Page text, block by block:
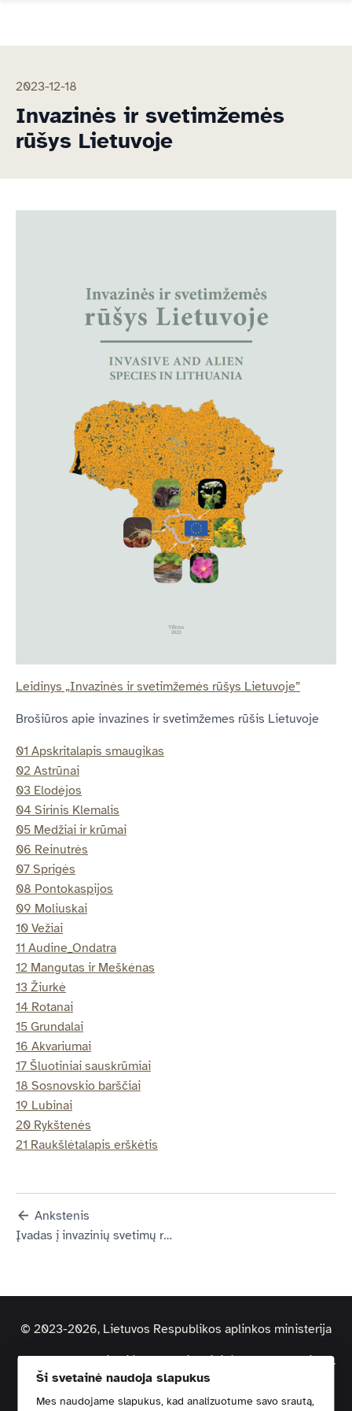
2023-12-18
Invazinės ir svetimžemės
rūšys Lietuvoje
Leidinys „Invazinės ir svetimžemės rūšys Lietuvoje”
Brošiūros apie invazines ir svetimžemes rūšis Lietuvoje
01 Apskritalapis smaugikas
02 Astrūnai
03 Elodėjos
04 Sirinis Klemalis
05 Medžiai ir krūmai
06 Reinutrės
07 Sprigės
08 Pontokaspijos
09 Moliuskai
10 Vežiai
11 Audine_Ondatra
12 Mangutas ir Meškėnas
13 Žiurkė
14 Rotanai
15 Grundalai
16 Akvariumai
17 Šluotiniai sauskrūmiai
18 Sosnovskio barščiai
19 Lubinai
20 Rykštenės
21 Raukšlėtalapis erškėtis
Ankstenis
Įvadas į invazinių svetimų rūšių reglamentą
© 2023-2026, Lietuvos Respublikos aplinkos ministerija
Duomenys kaupiami ir saugomi Juridinių asmenų registre.
Kodas: 188602370 | Adresas: A. Jakšto g. 4, 01105 Vilnius
Ši svetainė naudoja slapukus
Mes naudojame slapukus, kad analizuotume savo srautą,